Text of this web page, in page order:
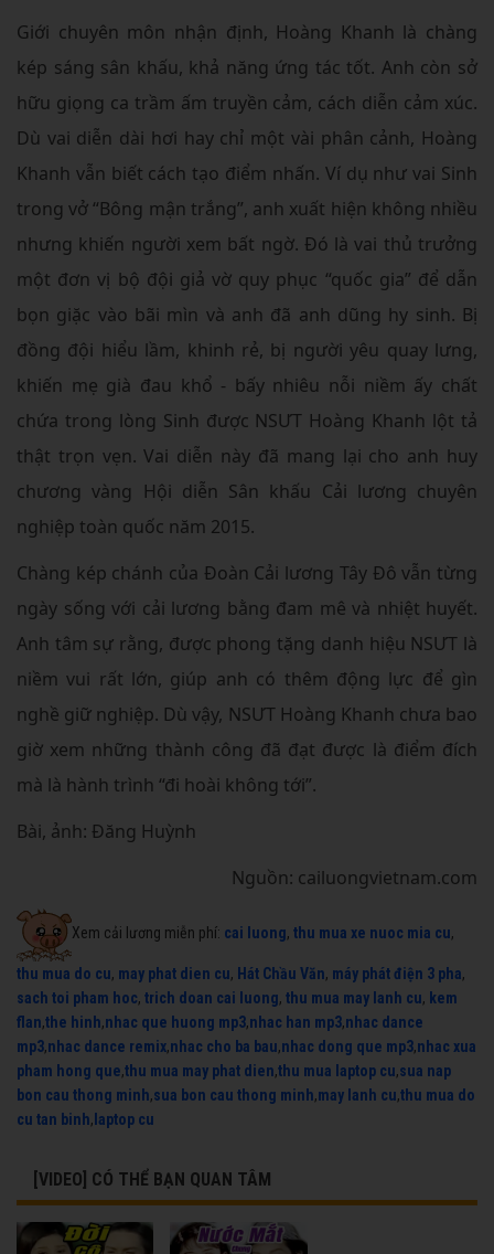
Giới chuyên môn nhận định, Hoàng Khanh là chàng
kép sáng sân khấu, khả năng ứng tác tốt. Anh còn sở
hữu giọng ca trầm ấm truyền cảm, cách diễn cảm xúc.
Dù vai diễn dài hơi hay chỉ một vài phân cảnh, Hoàng
Khanh vẫn biết cách tạo điểm nhấn. Ví dụ như vai Sinh
trong vở “Bông mận trắng”, anh xuất hiện không nhiều
nhưng khiến người xem bất ngờ. Đó là vai thủ trưởng
một đơn vị bộ đội giả vờ quy phục “quốc gia” để dẫn
bọn giặc vào bãi mìn và anh đã anh dũng hy sinh. Bị
đồng đội hiểu lầm, khinh rẻ, bị người yêu quay lưng,
khiến mẹ già đau khổ - bấy nhiêu nỗi niềm ấy chất
chứa trong lòng Sinh được NSƯT Hoàng Khanh lột tả
thật trọn vẹn. Vai diễn này đã mang lại cho anh huy
chương vàng Hội diễn Sân khấu Cải lương chuyên
nghiệp toàn quốc năm 2015.
Chàng kép chánh của Đoàn Cải lương Tây Đô vẫn từng
ngày sống với cải lương bằng đam mê và nhiệt huyết.
Anh tâm sự rằng, được phong tặng danh hiệu NSƯT là
niềm vui rất lớn, giúp anh có thêm động lực để gìn
nghề giữ nghiệp. Dù vậy, NSƯT Hoàng Khanh chưa bao
giờ xem những thành công đã đạt được là điểm đích
mà là hành trình “đi hoài không tới”.
Bài, ảnh: Đăng Huỳnh
Nguồn: cailuongvietnam.com
Xem cải lương miễn phí: cai luong, thu mua xe nuoc mia cu,
thu mua do cu, may phat dien cu, Hát Chầu Văn, máy phát điện 3 pha,
sach toi pham hoc, trich doan cai luong, thu mua may lanh cu, kem
flan,the hinh,nhac que huong mp3,nhac han mp3,nhac dance
mp3,nhac dance remix,nhac cho ba bau,nhac dong que mp3,nhac xua
pham hong que,thu mua may phat dien,thu mua laptop cu,sua nap
bon cau thong minh,sua bon cau thong minh,may lanh cu,thu mua do
cu tan binh, laptop cu
[VIDEO] CÓ THỂ BẠN QUAN TÂM